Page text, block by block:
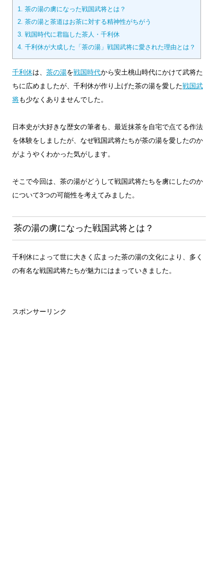
1. 茶の湯の虜になった戦国武将とは？
2. 茶の湯と茶道はお茶に対する精神性がちがう
3. 戦国時代に君臨した茶人・千利休
4. 千利休が大成した「茶の湯」戦国武将に愛された理由とは？
千利休は、 茶の湯を戦国時代から安土桃山時代にかけて武将た
ちに広めましたが、千利休が作り上げた茶の湯を愛した戦国武
将も少なくありませんでした。
日本史が大好きな歴女の筆者も、最近抹茶を自宅で点てる作法
を体験をしましたが、なぜ戦国武将たちが茶の湯を愛したのか
がようやくわかった気がします。
そこで今回は、茶の湯がどうして戦国武将たちを虜にしたのか
について3つの可能性を考えてみました。
茶の湯の虜になった戦国武将とは？
千利休によって世に大きく広まった茶の湯の文化により、多く
の有名な戦国武将たちが魅力にはまっていきました。
スポンサーリンク